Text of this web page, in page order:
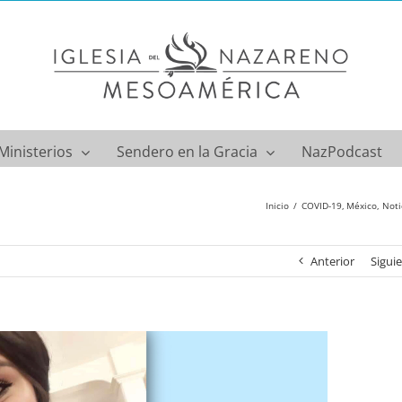
Sendero en la Gracia NazPodcast
Inicio COVID-19 México
Anterior